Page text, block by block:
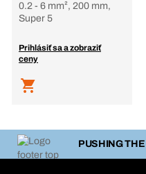
0.2 - 6 mm², 200 mm,
Super 5
Prihlásiť sa a zobraziť
ceny
PUSHING